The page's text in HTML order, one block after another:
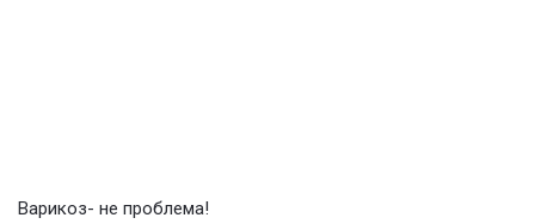
Варикоз- не проблема!